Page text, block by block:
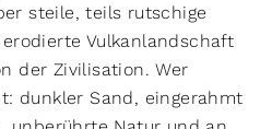
steile, teils rutschige
Vulkanlandschaft
der Zivilisation. Wer
dunkler Sand, eingerahmt